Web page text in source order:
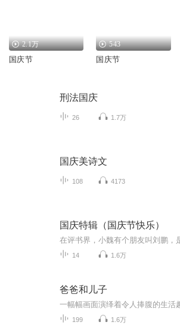
2.1万
国庆节
543
国庆节
刑法国庆
26 1.7万
国庆美诗文
108 4173
国庆特辑（国庆节快乐）
14 1.6万
爸爸和儿子
199 1.6万